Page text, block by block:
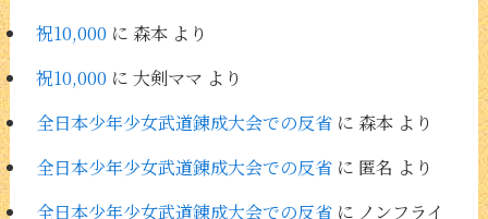
祝10,000 に 森本より
祝10,000 に 大剣ママ より
全日本少年少女武道錬成大会での反省に 森本より
全日本少年少女武道錬成大会での反省に 匿名 より
全日本少年少女武道錬成大会での反省に ノンフライ